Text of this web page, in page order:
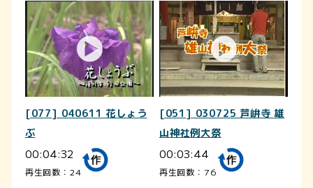
[077] 040611 花しょう
ぶ
00:04:32
再生回数：24
[051] 030725 芦峅寺 雄
山神社例大祭
00:03:44
再生回数：76